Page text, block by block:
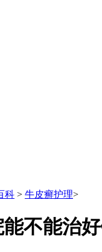
科 > 牛皮癣护理>
不能治